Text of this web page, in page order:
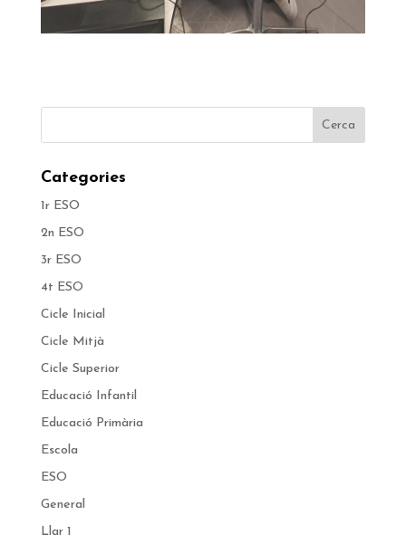
Categories
1r ESO
2n ESO
3r ESO
4t ESO
Cicle Inicial
Cicle Mitjà
Cicle Superior
Educació Infantil
Educació Primària
Escola
ESO
General
Llar 1